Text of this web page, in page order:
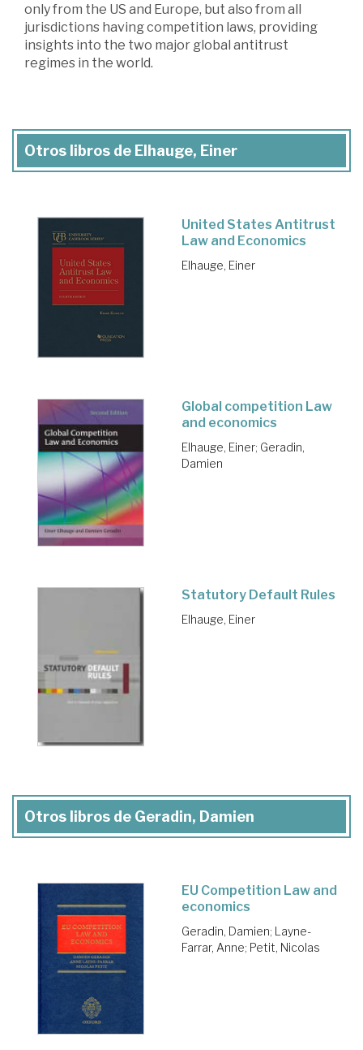
only from the US and Europe, but also from all
jurisdictions having competition laws, providing
insights into the two major global antitrust
regimes in the world.
Otros libros de Elhauge, Einer
United States Antitrust
Law and Economics
Elhauge, Einer
Global competition Law
and economics
Elhauge, Einer; Geradin,
Damien
Statutory Default Rules
Elhauge, Einer
Otros libros de Geradin, Damien
EU Competition Law and
economics
Geradin, Damien; Layne-
Farrar, Anne; Petit, Nicolas